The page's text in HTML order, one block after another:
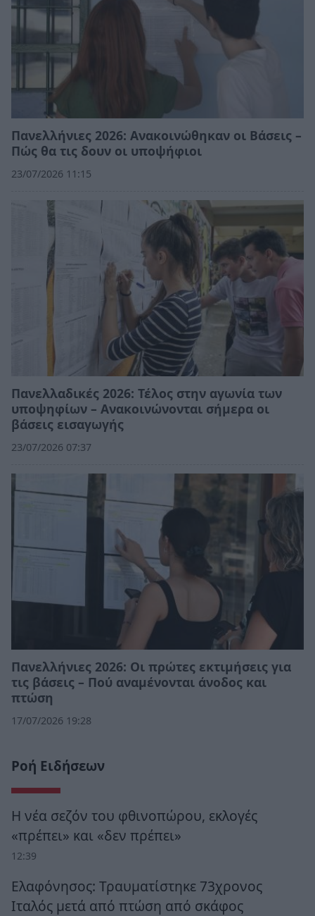
Πανελλήνιες 2026: Ανακοινώθηκαν οι Βάσεις –
Πώς θα τις δουν οι υποψήφιοι
23/07/2026 11:15
Πανελλαδικές 2026: Τέλος στην αγωνία των
υποψηφίων – Ανακοινώνονται σήμερα οι
βάσεις εισαγωγής
23/07/2026 07:37
Πανελλήνιες 2026: Οι πρώτες εκτιμήσεις για
τις βάσεις – Πού αναμένονται άνοδος και
πτώση
17/07/2026 19:28
Ροή Ειδήσεων
Η νέα σεζόν του φθινοπώρου, εκλογές
«πρέπει» και «δεν πρέπει»
12:39
Ελαφόνησος: Τραυματίστηκε 73χρονος
Ιταλός μετά από πτώση από σκάφος